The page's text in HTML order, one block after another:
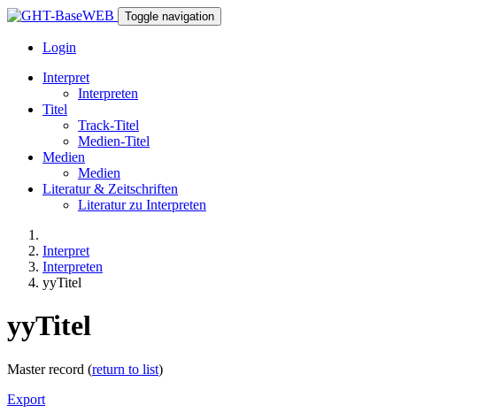
Toggle navigation
Login
Interpret
Interpreten
Titel
Track-Titel
Medien-Titel
Medien
Medien
Literatur & Zeitschriften
Literatur zu Interpreten
Interpret
Interpreten
yyTitel
yyTitel
Master record (return to list)
Export